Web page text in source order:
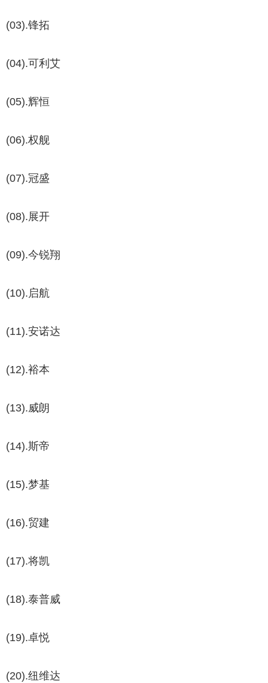
(03).锋拓
(04).可利艾
(05).辉恒
(06).权舰
(07).冠盛
(08).展开
(09).今锐翔
(10).启航
(11).安诺达
(12).裕本
(13).威朗
(14).斯帝
(15).梦基
(16).贸建
(17).将凯
(18).泰普威
(19).卓悦
(20).纽维达